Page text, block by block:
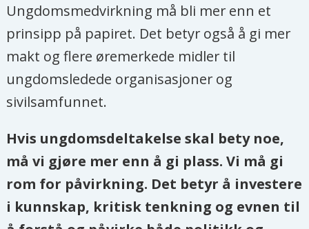
Ungdomsmedvirkning må bli mer enn et
prinsipp på papiret. Det betyr også å gi mer
makt og flere øremerkede midler til
ungdomsledede organisasjoner og
sivilsamfunnet.
Hvis ungdomsdeltakelse skal bety noe,
må vi gjøre mer enn å gi plass. Vi må gi
rom for påvirkning. Det betyr å investere
i kunnskap, kritisk tenkning og evnen til